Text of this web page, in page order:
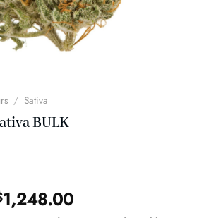
/ Sativa
BULK
1,248.00Plage